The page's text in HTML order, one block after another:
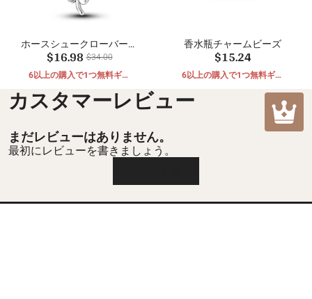
ホースシュークローバーア
イペンダント
$16.98 $34.00
6以上の購入で1つ無料ギフ
香水瓶チャームビーズ
$15.24
6以上の購入で1つ無料ギフ
カスタマーレビュー
まだレビューはありません。
最初にレビューを書きましょう。